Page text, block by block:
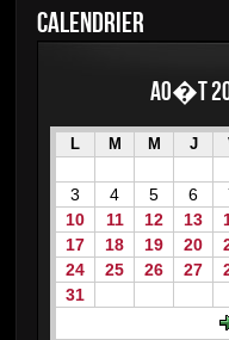
CALENDRIER
Ao�t
L M M J
3
4 5 6
10
11 12 13
17
18 19 20
24
25 26 27
31